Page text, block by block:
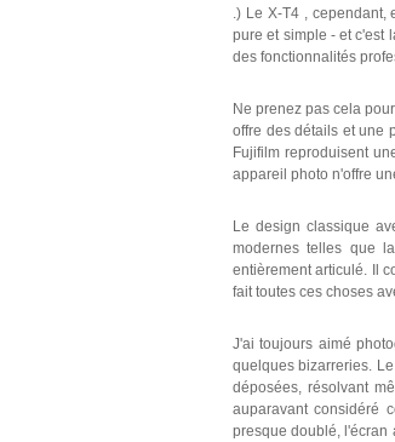
.) Le X-T4 , cependant,
pure et simple - et c'est
des fonctionnalités
Ne prenez pas cela
offre des détails et une
Fujifilm reproduisent
appareil photo n'offre
Le design classique
modernes telles que
entièrement articulé. Il
fait toutes ces choses
J'ai toujours aimé
quelques bizarreries.
déposées, résolvant
auparavant considéré
presque doublé, l'écran